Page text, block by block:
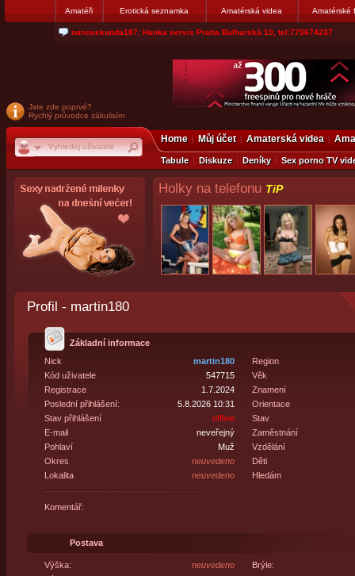
Amatéři Erotická seznamka Amatérská videa Amatérské
nanosekunda187: Hanka servis Praha Bulharská 10, tel:775674237
Jste zde poprvé?
Rychlý průvodce zákulisím
Home Můj účet Amaterská videa
Tabule Diskuze Deníky Sex porno TV
Holky na telefonu TiP
Profil - martin180
Základní informace
Nick
martin180
Kód uživatele
547715
Registrace
1.7.2024
Poslední přihlášení:
5.8.2026 10:31
Stav přihlášení
offline
E-mail
neveřejný
Pohlaví
Muž
Okres
neuvedeno
Lokalita
neuvedeno
Region
Věk
Znamení
Orientace
Stav
Zaměstnání
Vzdělání
Děti
Hledám
Komentář:
Postava
Výška:
neuvedeno
Brýle: